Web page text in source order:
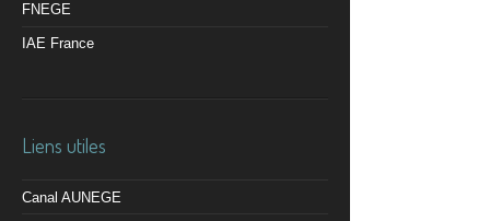
FNEGE
IAE France
Liens utiles
Canal AUNEGE